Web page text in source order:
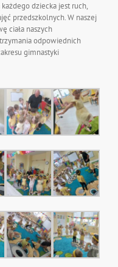
dziecka jest ruch,
przedszkolnych. W naszej
ciała naszych
odpowiednich
gimnastyki